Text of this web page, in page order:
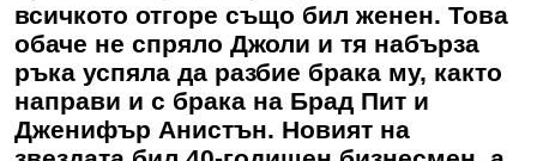
всичкото отгоре също бил женен. Това
обаче не спряло Джоли и тя набърза
ръка успяла да разбие брака му, както
направи и с брака на Брад Пит и
Дженифър Анистън. Новият на